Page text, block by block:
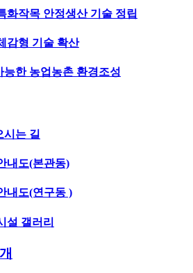
화작목 안정생산 기술 정립
감형 기술 확산
능한 농업농촌 환경조성
시는 길
내도(본관동)
내도(연구동 )
설 갤러리